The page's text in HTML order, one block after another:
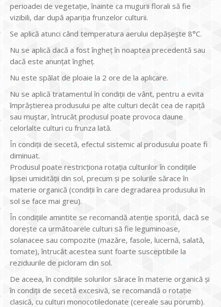
perioadei de vegetație, înainte ca mugurii florali să fie
vizibili, dar după apariția frunzelor culturii.
Se aplică atunci când temperatura aerului depășește 8°C.
Nu se aplică dacă a fost îngheţ în noaptea precedentă sau
dacă este anunțat îngheț.
Nu este spălat de ploaie la 2 ore de la aplicare.
Nu se aplică tratamentul în condiții de vânt, pentru a evita
împrăștierea produsului pe alte culturi decât cea de rapiță
sau muștar, întrucât produsul poate provoca daune
celorlalte culturi cu frunza lată.
În condiții de secetă, efectul sistemic al produsului poate fi
diminuat.
Produsul poate restricționa rotația culturilor în condițiile
lipsei umidității din sol, precum și pe solurile sărace în
materie organică (condiții în care degradarea produsului în
sol se face mai greu).
În condițiile amintite se recomandă atenție sporită, dacă se
dorește ca următoarele culturi să fie leguminoase,
solanacee sau compozite (mazăre, fasole, lucernă, salată,
tomate), întrucât acestea sunt foarte susceptibile la
reziduurile de picloram din sol.
De aceea, în condițiile solurilor sărace în materie organică și
în condiții de secetă excesivă, se recomandă o rotație
clasică, cu culturi monocotiledonate (cereale sau porumb).